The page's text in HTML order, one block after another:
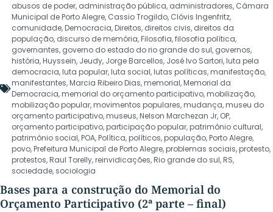
abusos de poder, administração pública, administradores, Câmara
Municipal de Porto Alegre, Cassio Trogildo, Clóvis Ingenfritz,
comunidade,Democracia,Direitos, direitos civis, direitos da
população, discurso de memória,Filosofia,filosofia política,
governantes, governo do estado do rio grande do sul, governos,
história,Huyssein, Jeudy, Jorge Barcellos, José Ivo Sartori,luta pela
democracia,luta popular,luta social,lutas políticas,manifestação,
manifestantes,Marcia Ribeiro Dias,memorial,Memorial da
Democracia,memorial do orçamento participativo,mobilização,
mobilização popular,movimentos populares,mudança,museu do
orçamento participativo,museus,Nelson Marchezan Jr, OP,
orçamento participativo,participação popular,patrimônio cultural,
patrimônio social,POA,Política,políticos,população,Porto Alegre,
povo,Prefeitura Municipal de Porto Alegre,problemas sociais,protesto,
protestos,Raul Torelly,reinvidicações,Rio grande do sul,RS,
sociedade, sociologia
Bases para a construção do Memorial do
Orçamento Participativo (2ª parte – final)